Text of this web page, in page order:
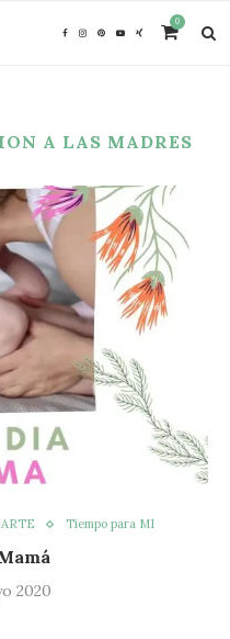
0
A LAS MADRES
Tiempo para MI
2020